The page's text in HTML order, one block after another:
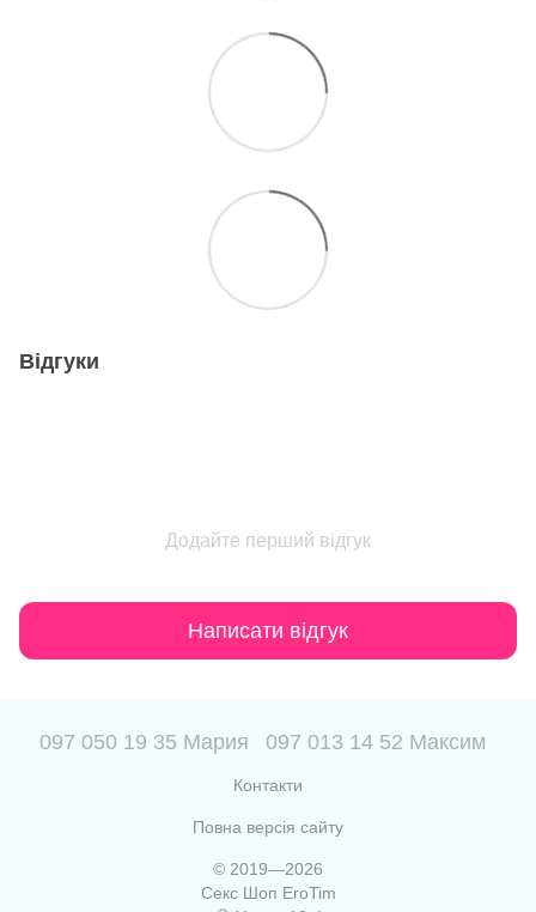
Відгуки
Додайте перший відгук
Написати відгук
097 050 19 35 Мария 097 013 14 52 Максим
Контакти
Повна версія сайту
© 2019—2026
Секс Шоп EroTim